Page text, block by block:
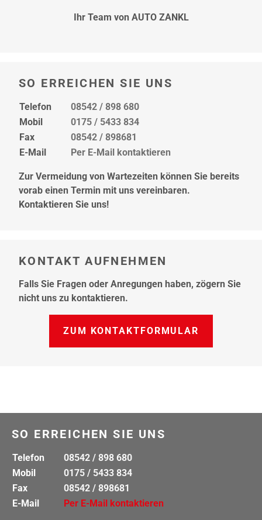
Ihr Team von AUTO ZANKL
SO ERREICHEN SIE UNS
Telefon
08542 / 898 680
Mobil
0175 / 5433 834
Fax
08542 / 898681
E-Mail
Per E-Mail kontaktieren
Zur Vermeidung von Wartezeiten können Sie bereits
vorab einen Termin mit uns vereinbaren.
Kontaktieren Sie uns!
KONTAKT AUFNEHMEN
Falls Sie Fragen oder Anregungen haben, zögern Sie
nicht uns zu kontaktieren.
ZUM KONTAKTFORMULAR
SO ERREICHEN SIE UNS
Telefon
08542 / 898 680
Mobil
0175 / 5433 834
Fax
08542 / 898681
E-Mail
Per E-Mail kontaktieren